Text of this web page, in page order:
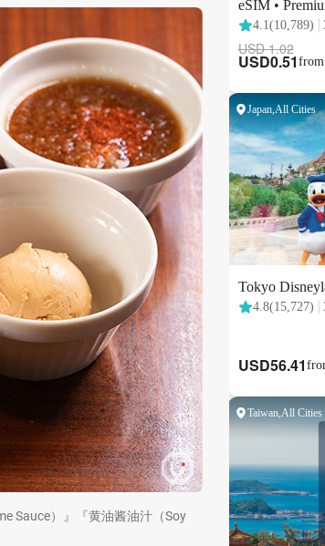
Sauce）』『黄油酱油汁（Soy